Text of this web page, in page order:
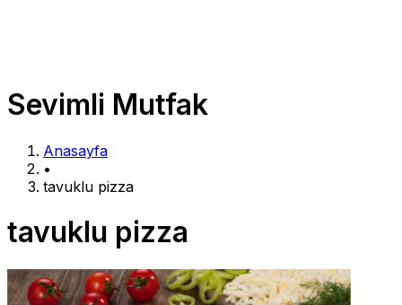
Sevimli Mutfak
Anasayfa
•
tavuklu pizza
tavuklu pizza